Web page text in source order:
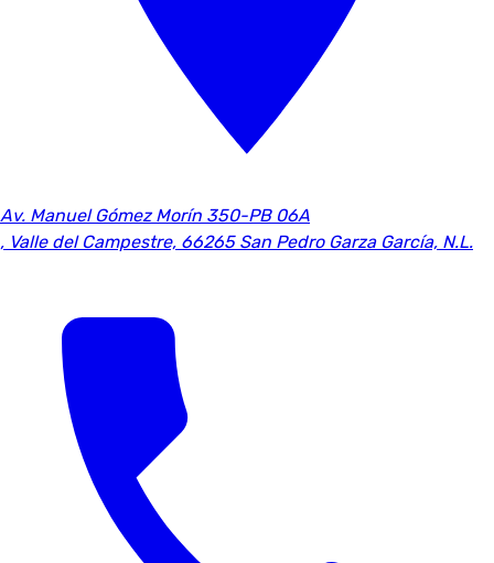
Av. Manuel Gómez Morín 350-PB 06A
, Valle del Campestre, 66265 San Pedro Garza García, N.L.